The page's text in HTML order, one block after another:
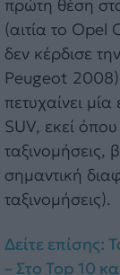
πρώτη θέση
(αιτία το
δεν κέρδισε
Peugeot
πετυχαίνει
SUV, εκεί
ταξινομήσεις,
σημαντική
ταξινομήσεις).
Δείτε επίσης:
– Στο Top 10